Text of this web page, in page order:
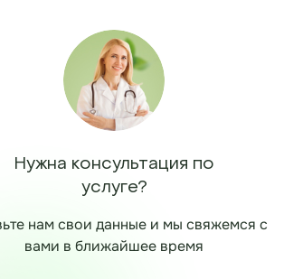
Нужна консультация по
услуге?
нам свои данные и мы свяжемся с
вами в ближайшее время